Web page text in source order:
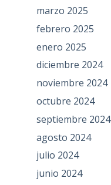
marzo 2025
febrero 2025
enero 2025
diciembre 2024
noviembre 2024
octubre 2024
septiembre 2024
agosto 2024
julio 2024
junio 2024